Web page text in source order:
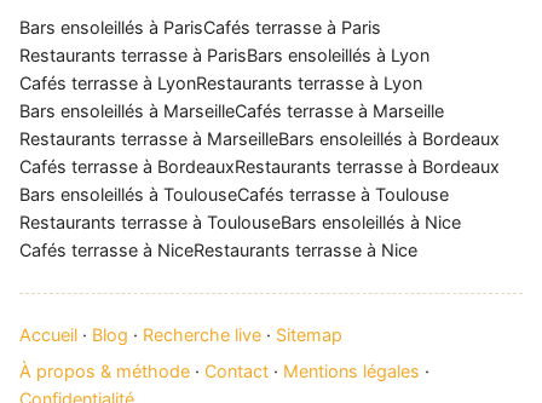
Bars ensoleillés à ParisCafés terrasse à Paris
Restaurants terrasse à ParisBars ensoleillés à Lyon
Cafés terrasse à LyonRestaurants terrasse à Lyon
Bars ensoleillés à MarseilleCafés terrasse à Marseille
Restaurants terrasse à MarseilleBars ensoleillés à Bordeaux
Cafés terrasse à BordeauxRestaurants terrasse à Bordeaux
Bars ensoleillés à ToulouseCafés terrasse à Toulouse
Restaurants terrasse à ToulouseBars ensoleillés à Nice
Cafés terrasse à NiceRestaurants terrasse à Nice
Accueil · Blog · Recherche live · Sitemap
À propos & méthode · Contact · Mentions légales ·
Confidentialité